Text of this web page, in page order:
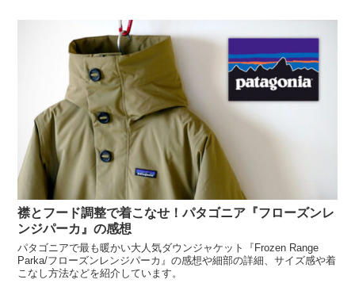
襟とフード調整で着こなせ！パタゴニア『フローズンレ
ンジパーカ』の感想
パタゴニアで最も暖かい大人気ダウンジャケット『Frozen Range
Parka/フローズンレンジパーカ』の感想や細部の詳細、サイズ感や着
こなし方法などを紹介しています。